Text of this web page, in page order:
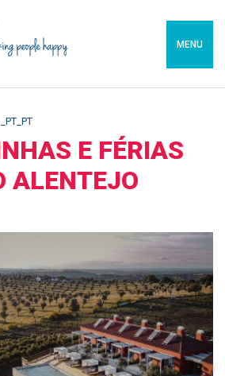
MENU
E FÉRIAS
ALENTEJO